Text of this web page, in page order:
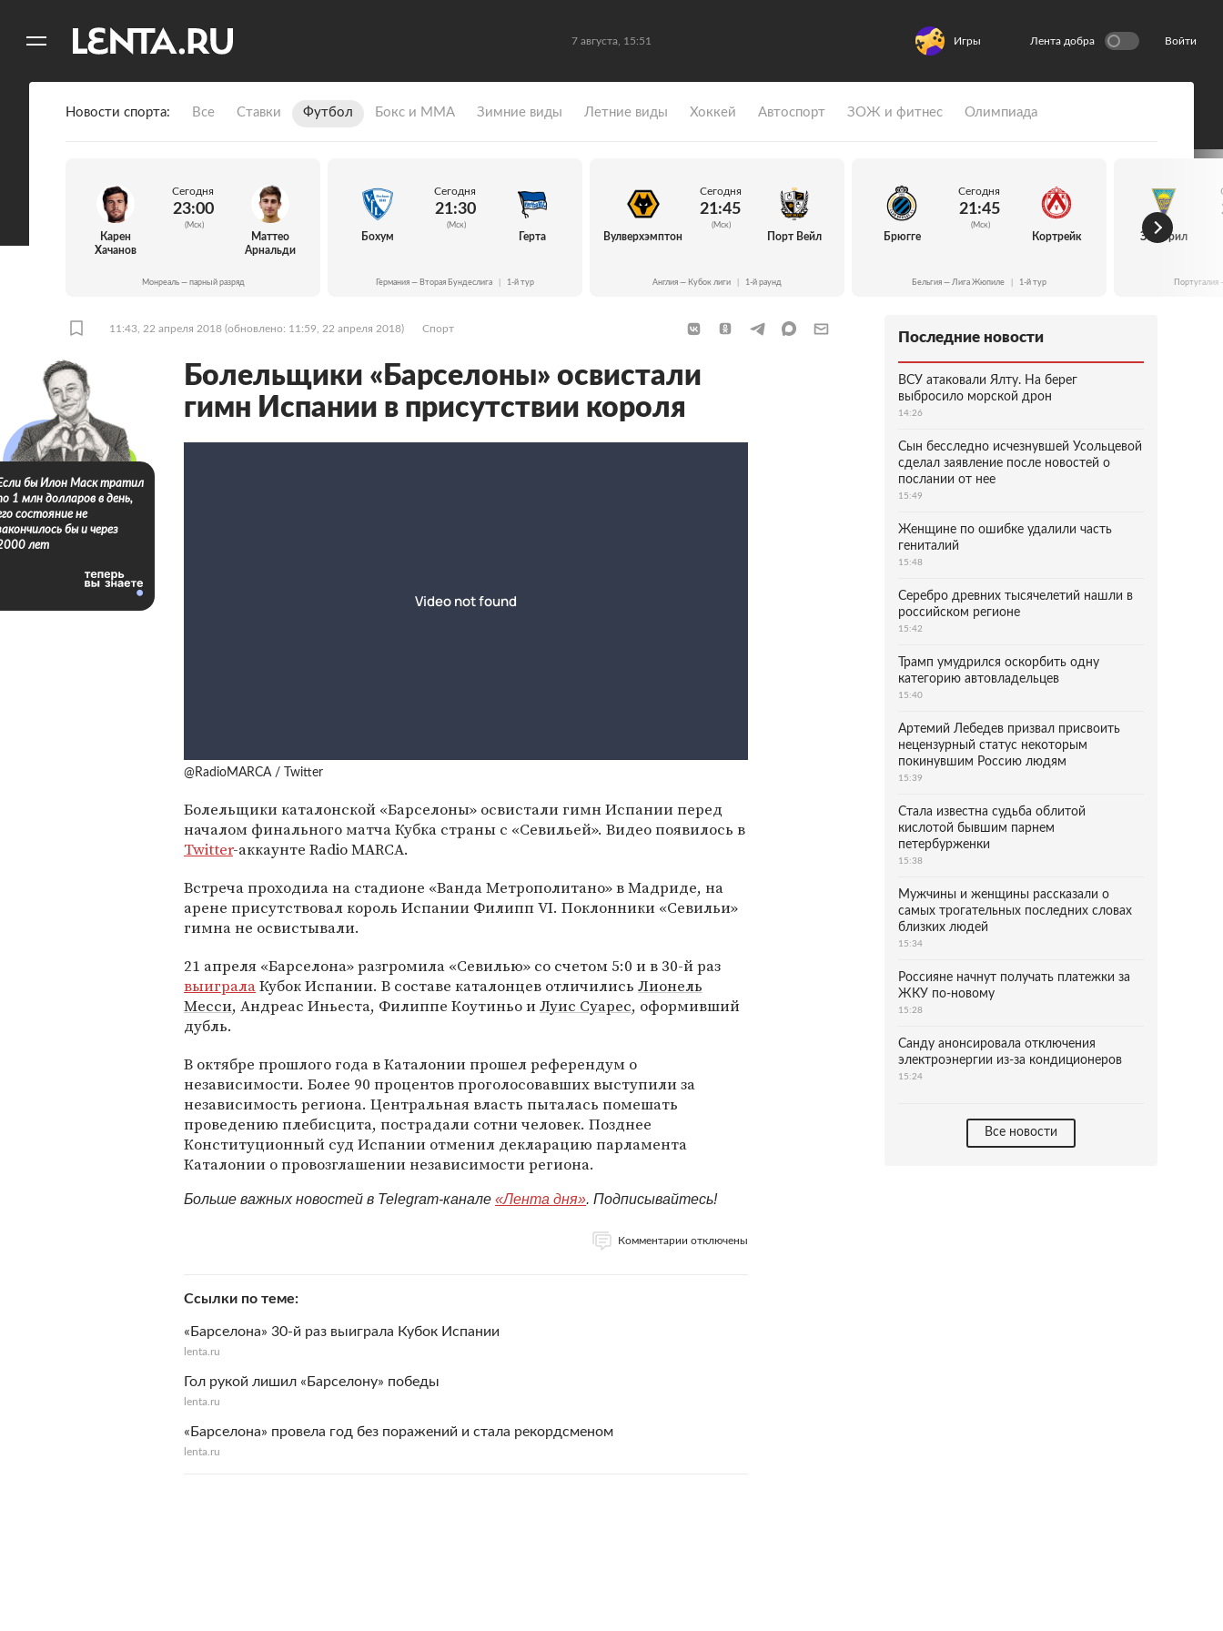
7 августа, 15:51 Игры Лента добра Войти
Новости спорта Все Ставки Футбол Бокс и ММА Зимние виды Летние виды Хоккей Автоспорт ЗОЖ и фитнес Олимпиада
Карен
Хачанов
Сегодня
23:00
(Мск)
Маттео
Арнальди
Монреаль — парный разряд
Бохум
Сегодня
21:30
(Мск)
Герта
Германия — Вторая Бундеслига 1-й тур
Вулверхэмптон
Сегодня
21:45
(Мск)
Порт Вейл
Англия — Кубок лиги 1-й раунд
Брюгге
Сегодня
21:45
(Мск)
Кортрейк
Бельгия — Лига Жюпиле 1-й тур
Эшторил
11:43, 22 апреля 2018 (обновлено: 11:59, 22 апреля 2018) Спорт
Болельщики «Барселоны» освистали
гимн Испании в присутствии короля
@RadioMARCA / Twitter
Болельщики каталонской «Барселоны» освистали гимн Испании перед
началом финального матча Кубка страны с «Севильей». Видео появилось в
Twitter-аккаунте Radio MARCA.
Встреча проходила на стадионе «Ванда Метрополитано» в Мадриде, на
арене присутствовал король Испании Филипп VI. Поклонники «Севильи»
гимна не освистывали.
21 апреля «Барселона» разгромила «Севилью» со счетом 5:0 и в 30-й раз
выигралаКубок Испании. В составе каталонцев отличились Лионель
Месси, Андреас Иньеста, Филиппе Коутиньо иЛуис Суарес, оформивший
дубль.
В октябре прошлого года в Каталонии прошел референдум о
независимости. Более 90 процентов проголосовавших выступили за
независимость региона. Центральная власть пыталась помешать
проведению плебисцита, пострадали сотни человек. Позднее
Конституционный суд Испании отменил декларацию парламента
Каталонии о провозглашении независимости региона.
Больше важных новостей в Telegram-канале «Лента дня». Подписывайтесь!
Комментарии отключены
Ссылки по теме
«Барселона» 30-й раз выиграла Кубок Испании
lenta.ru
Гол рукой лишил «Барселону» победы
lenta.ru
«Барселона» провела год без поражений и стала рекордсменом
lenta.ru
бы Илон Маск тратил
1 млн долларов в день,
состояние не
бы и через
лет
Последние новости
ВСУ атаковали Ялту. На берег
выбросило морской дрон
14:26
Сын бесследно исчезнувшей Усольцевой
сделал заявление после новостей о
послании от нее
15:49
Женщине по ошибке удалили часть
гениталий
15:48
Серебро древних тысячелетий нашли в
российском регионе
15:42
Трамп умудрился оскорбить одну
категорию автовладельцев
15:40
Артемий Лебедев призвал присвоить
нецензурный статус некоторым
покинувшим Россию людям
15:39
Стала известна судьба облитой
кислотой бывшим парнем
петербурженки
15:38
Мужчины и женщины рассказали о
самых трогательных последних словах
близких людей
15:34
Россияне начнут получать платежки за
ЖКУ по-новому
15:28
Санду анонсировала отключения
электроэнергии из-за кондиционеров
15:24
Все новости